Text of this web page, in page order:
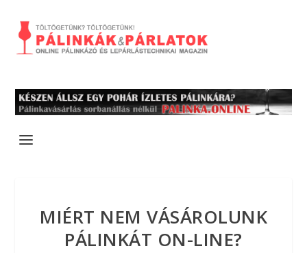
MIÉRT NEM VÁSÁROLUNK
PÁLINKÁT ON-LINE?